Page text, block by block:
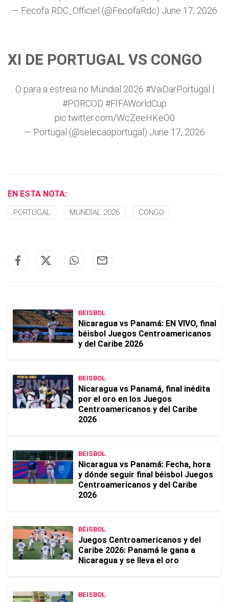
— Fecofa RDC_Officiel (@FecofaRdc) June 17, 2026
XI DE PORTUGAL VS CONGO
O para a estreia no Mundial 2026 #VaiDarPortugal |
#PORCOD #FIFAWorldCup
pic.twitter.com/WcZeeHKeO0
— Portugal (@selecaoportugal) June 17, 2026
EN ESTA NOTA:
PORTUGAL MUNDIAL 2026 CONGO
BEISBOL
Nicaragua vs Panamá: EN VIVO, final
béisbol Juegos Centroamericanos
y del Caribe 2026
BEISBOL
Nicaragua vs Panamá, final inédita
por el oro en los Juegos
Centroamericanos y del Caribe
2026
BEISBOL
Nicaragua vs Panamá: Fecha, hora
y dónde seguir final béisbol Juegos
Centroamericanos y del Caribe
2026
BÉISBOL
Juegos Centroamericanos y del
Caribe 2026: Panamá le gana a
Nicaragua y se lleva el oro
BEISBOL